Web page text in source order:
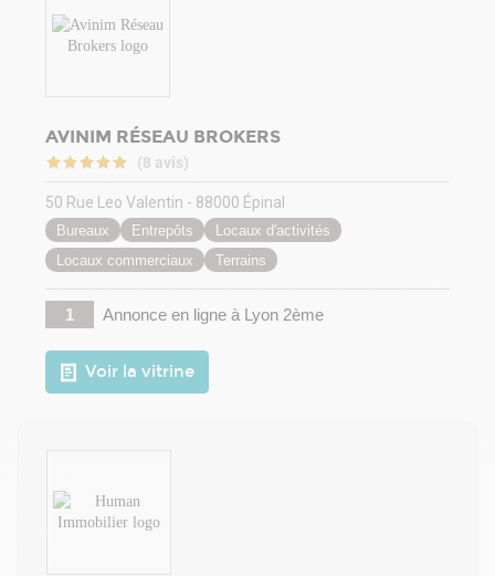
AVINIM RÉSEAU BROKERS
(8 avis)
50 Rue Leo Valentin - 88000 Épinal
Bureaux Entrepôts
Locaux d'activités
Locaux commerciaux
Terrains
1 Annonce en ligneà Lyon 2ème
Voir la vitrine